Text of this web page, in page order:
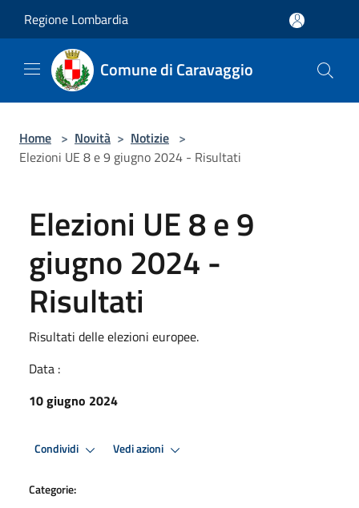
Regione Lombardia
Comune di Caravaggio
Home > Novità > Notizie >
Elezioni UE 8 e 9 giugno 2024 - Risultati
Elezioni UE 8 e 9
giugno 2024 -
Risultati
Risultati delle elezioni europee.
Data :
10 giugno 2024
Condividi Vedi azioni
Categorie: